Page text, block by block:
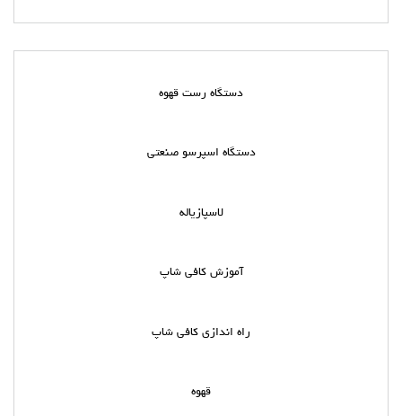
دستگاه رست قهوه
دستگاه اسپرسو صنعتی
لاسپازیاله
آموزش کافی شاپ
راه اندازی کافی شاپ
قهوه